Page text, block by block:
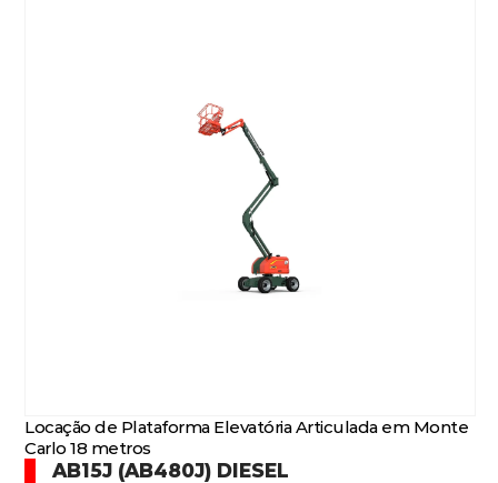
Locação de Plataforma Elevatória Articulada em Monte
Carlo 18 metros
AB15J (AB480J) DIESEL